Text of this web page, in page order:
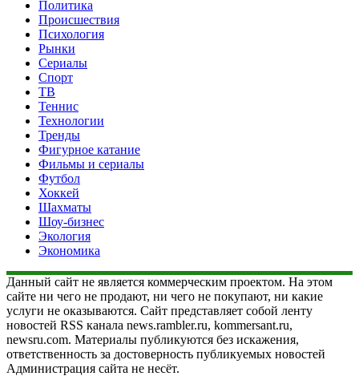
Политика
Происшествия
Психология
Рынки
Сериалы
Спорт
ТВ
Теннис
Технологии
Тренды
Фигурное катание
Фильмы и сериалы
Футбол
Хоккей
Шахматы
Шоу-бизнес
Экология
Экономика
Данный сайт не является коммерческим проектом. На этом
сайте ни чего не продают, ни чего не покупают, ни какие
услуги не оказываются. Сайт представляет собой ленту
новостей RSS канала news.rambler.ru, kommersant.ru,
newsru.com. Материалы публикуются без искажения,
ответственность за достоверность публикуемых новостей
Администрация сайта не несёт.